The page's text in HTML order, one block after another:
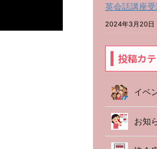
英会話講座
2024年3月20日
投稿カ
イベ
お知